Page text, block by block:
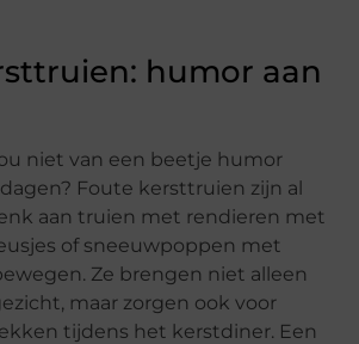
humor aan
niet van een beetje humor
Foute kersttruien zijn al
aan truien met rendieren met
of sneeuwpoppen met
Ze brengen niet alleen
maar zorgen ook voor
tijdens het kerstdiner. Een